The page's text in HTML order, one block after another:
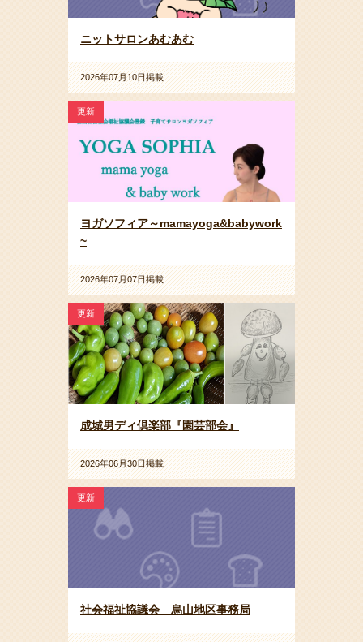
ニットサロンあむあむ
2026年07月10日掲載
更新
ヨガソフィア～mamayoga&babywork
~
2026年07月07日掲載
更新
成城男ディ倶楽部『園芸部会』
2026年06月30日掲載
更新
社会福祉協議会 烏山地区事務局